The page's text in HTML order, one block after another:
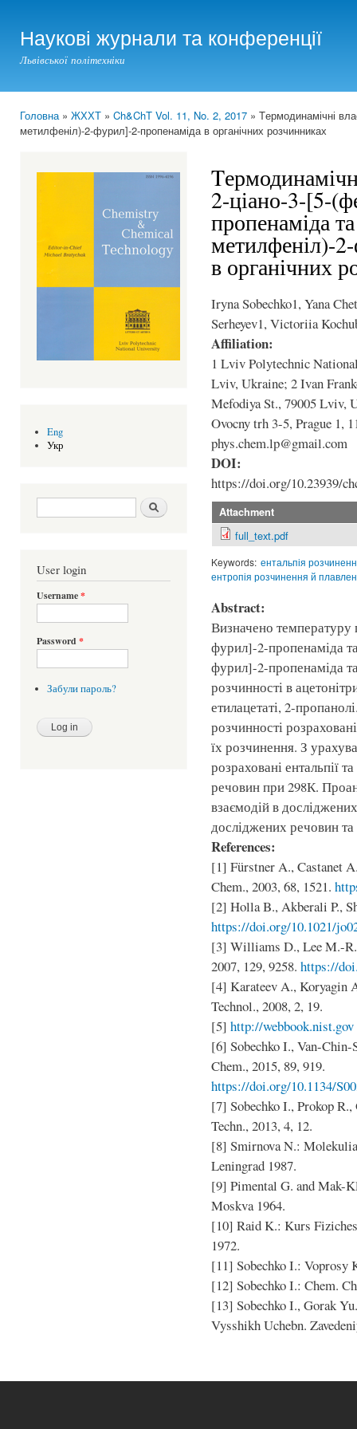
Наукові журнали та конференції
Львівської політехніки
You are here
Головна» ЖХХТ » Ch&ChT Vol. 11, No. 2, 2017 » Tермодинамічні
метилфеніл)-2-фурил]-2-пропенаміда в органічних розчинниках
Eng
Укр
Search form Шукати
User login
Username*
Password *
Забули пароль?
2-ціано-3-[5-
пропенаміда
метилфеніл)-
в органічних
Iryna Sobechko1, Yana
Serheyev1, Victoriia
Affiliation:
1 Lviv Polytechnic
Lviv, Ukraine; 2 Ivan
Mefodiya St., 79005 Lviv,
Ovocny trh 3-5, Prague 1,
phys.chem.lp@gmail.com
DOI:
https://doi.org/10.23939/
Attachment
full_text.pdf
Keywords: ентальпія
ентропія розчинення й
Abstract:
Визначено
фурил]-2-пропенаміда
фурил]-2-пропенаміда
розчинності в
етилацетаті, 2-
розчинності
їх розчинення. З
розраховані ентальпії
речовин при 298К.
взаємодій в
досліджених речовин та
References:
[1] Fürstner A., Castanet
Chem., 2003, 68, 1521.
[2] Holla B., Akberali P.,
https://doi.org/10.1021/
[3] Williams D., Lee M.-
2007, 129, 9258. https://
[4] Karateev A., Koryagin
Technol., 2008, 2, 19.
[5] http://webbook.nist.gov
[6] Sobechko I., Van-Chin-
Chem., 2015, 89, 919.
https://doi.org/10.1134/
[7] Sobechko I., Prokop
Techn., 2013, 4, 12.
[8] Smirnova N.:
Leningrad 1987.
[9] Pimental G. and Mak-
Moskva 1964.
[10] Raid K.: Kurs
1972.
[11] Sobechko I.: Voprosy
[12] Sobechko I.: Chem.
[13] Sobechko I., Gorak
Vysshikh Uchebn.